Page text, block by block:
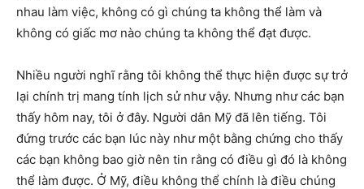
nhau làm việc, không có gì chúng ta không thể làm và
không có giấc mơ nào chúng ta không thể đạt được.
Nhiều người nghĩ rằng tôi không thể thực hiện được sự trở
lại chính trị mang tính lịch sử như vậy. Nhưng như các bạn
thấy hôm nay, tôi ở đây. Người dân Mỹ đã lên tiếng. Tôi
đứng trước các bạn lúc này như một bằng chứng cho thấy
các bạn không bao giờ nên tin rằng có điều gì đó là không
thể làm được. Ở Mỹ, điều không thể chính là điều chúng